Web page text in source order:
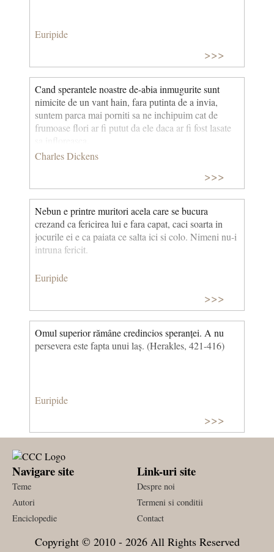
Euripide
>>>
Cand sperantele noastre de-abia inmugurite sunt
nimicite de un vant hain, fara putinta de a invia,
suntem parca mai porniti sa ne inchipuim cat de
frumoase flori ar fi putut da ele daca ar fi fost lasate
sa infloreasca.
Charles Dickens
>>>
Nebun e printre muritori acela care se bucura
crezand ca fericirea lui e fara capat, caci soarta in
jocurile ei e ca paiata ce salta ici si colo. Nimeni nu-i
intruna fericit.
Euripide
>>>
Omul superior rămâne credincios speranței. A nu
persevera este fapta unui laș. (Herakles, 421-416)
Euripide
>>>
Navigare site
Teme
Autori
Enciclopedie
Link-uri site
Despre noi
Termeni si conditii
Contact
Copyright © 2010 - 2026 All Rights Reserved